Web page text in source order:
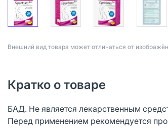
Bнешний вид товара может отличаться от
Кратко о товаре
БАД. Не является лекарственным
Перед применением рекомендуется